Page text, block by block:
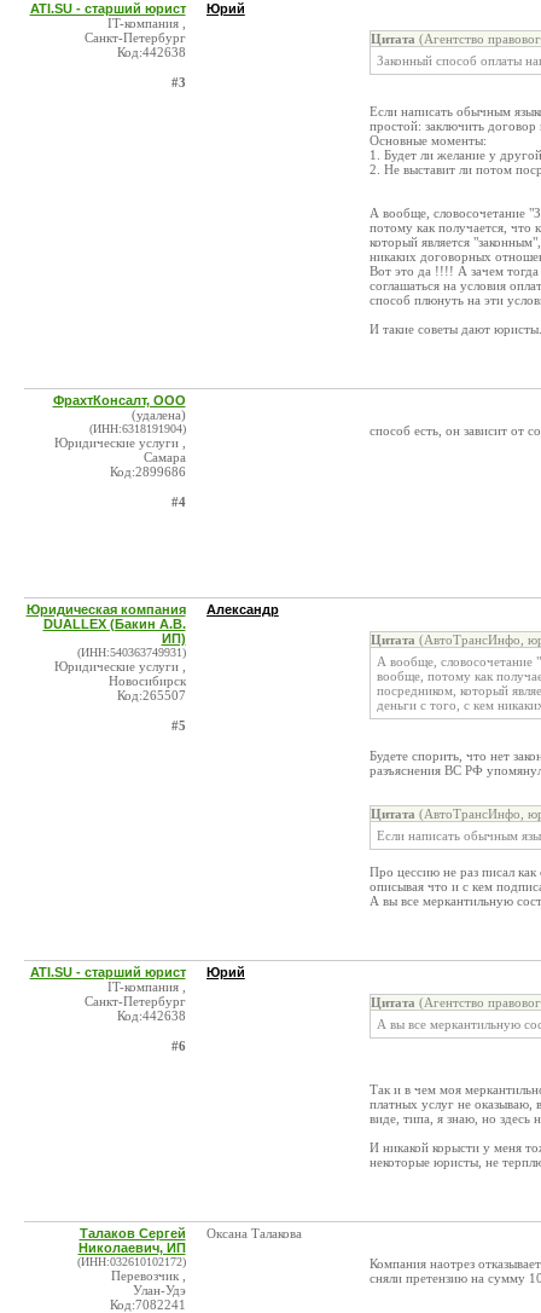
ATI.SU - старший юрист
IT-компания ,
Санкт-Петербург
Код:442638
#3
Юрий
Цитата (Агентство
Законный способ оплаты
Если написать обычным
простой: заключить
Основные моменты:
1. Будет ли желание у
2. Не выставит ли потом
А вообще, словосочетание
потому как получается, что
который является
никаких договорных
Вот это да !!!! А зачем тогда
соглашаться на условия
способ плюнуть на эти
И такие советы дают
ФрахтКонсалт, ООО
(удалена)
(ИНН:6318191904)
Юридические услуги ,
Самара
Код:2899686
#4
способ есть, он зависит от
Юридическая компания
DUALLEX (Бакин А.В.
ИП)
(ИНН:540363749931)
Юридические услуги ,
Новосибирск
Код:265507
#5
Александр
Цитата (АвтоТрансИнфо,
А вообще, словосочетание
вообще, потому как
посредником, который
деньги с того, с кем
Будете спорить, что нет
разъяснения ВС РФ
Цитата (АвтоТрансИнфо,
Если написать обычным
Про цессию не раз писал
описывая что и с кем
А вы все меркантильную
ATI.SU - старший юрист
IT-компания ,
Санкт-Петербург
Код:442638
#6
Юрий
Цитата (Агентство
А вы все меркантильную
Так и в чем моя
платных услуг не оказываю,
виде, типа, я знаю, но здесь
И никакой корысти у меня
некоторые юристы, не
Талаков Сергей
Николаевич, ИП
(ИНН:032610102172)
Перевозчик ,
Улан-Удэ
Код:7082241
Оксана Талакова
Компания наотрез
сняли претензию на сумму